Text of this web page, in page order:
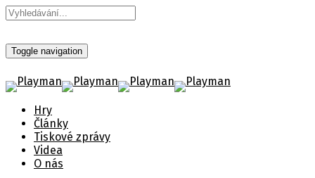
Toggle navigation
Hry
Články
Tiskové zprávy
Videa
O nás